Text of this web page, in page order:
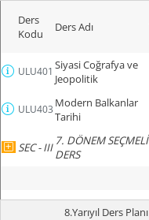
Ders
Kodu
Ders Adı
ULU401 Siyasi Coğrafya ve
Jeopolitik
ULU403 Modern Balkanlar
Tarihi
SEC - III 7. DÖNEM SEÇMELİ
DERS
8.Yarıyıl Ders Planı